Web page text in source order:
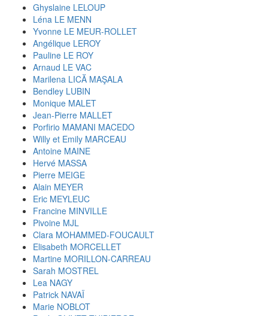
Ghyslaine LELOUP
Léna LE MENN
Yvonne LE MEUR-ROLLET
Angélique LEROY
Pauline LE ROY
Arnaud LE VAC
Marilena LICĂ MAŞALA
Bendley LUBIN
Monique MALET
Jean-Pierre MALLET
Porfirio MAMANI MACEDO
Willy et Emily MARCEAU
Antoine MAINE
Hervé MASSA
Pierre MEIGE
Alain MEYER
Eric MEYLEUC
Francine MINVILLE
Pivoine MJL
Clara MOHAMMED-FOUCAULT
Elisabeth MORCELLET
Martine MORILLON-CARREAU
Sarah MOSTREL
Lea NAGY
Patrick NAVAÏ
Marie NOBLOT